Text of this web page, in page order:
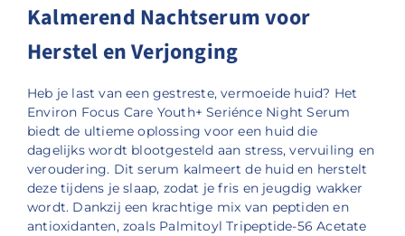
Kalmerend Nachtserum voor
Herstel en Verjonging
Heb je last van een gestreste, vermoeide huid? Het
Environ Focus Care Youth+ Seriénce Night Serum
biedt de ultieme oplossing voor een huid die
dagelijks wordt blootgesteld aan stress, vervuiling en
veroudering. Dit serum kalmeert de huid en herstelt
deze tijdens je slaap, zodat je fris en jeugdig wakker
wordt. Dankzij een krachtige mix van peptiden en
antioxidanten, zoals Palmitoyl Tripeptide-56 Acetate